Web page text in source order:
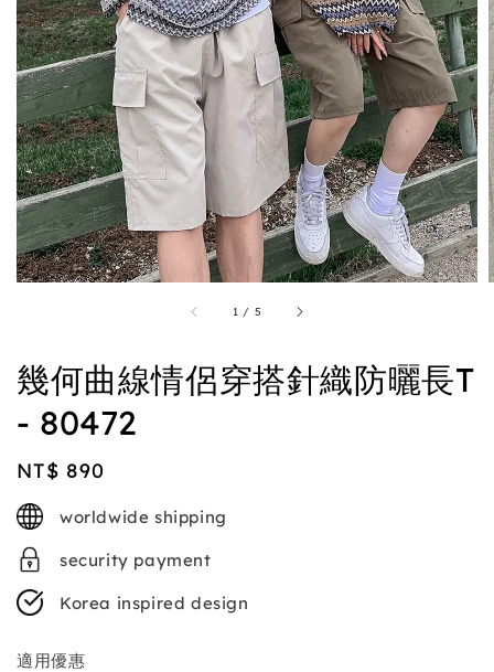
1 / 5
幾何曲線情侶穿搭針織防曬長T
- 80472
Regular
price
NT$ 890
worldwide shipping
security payment
Korea inspired design
適用優惠